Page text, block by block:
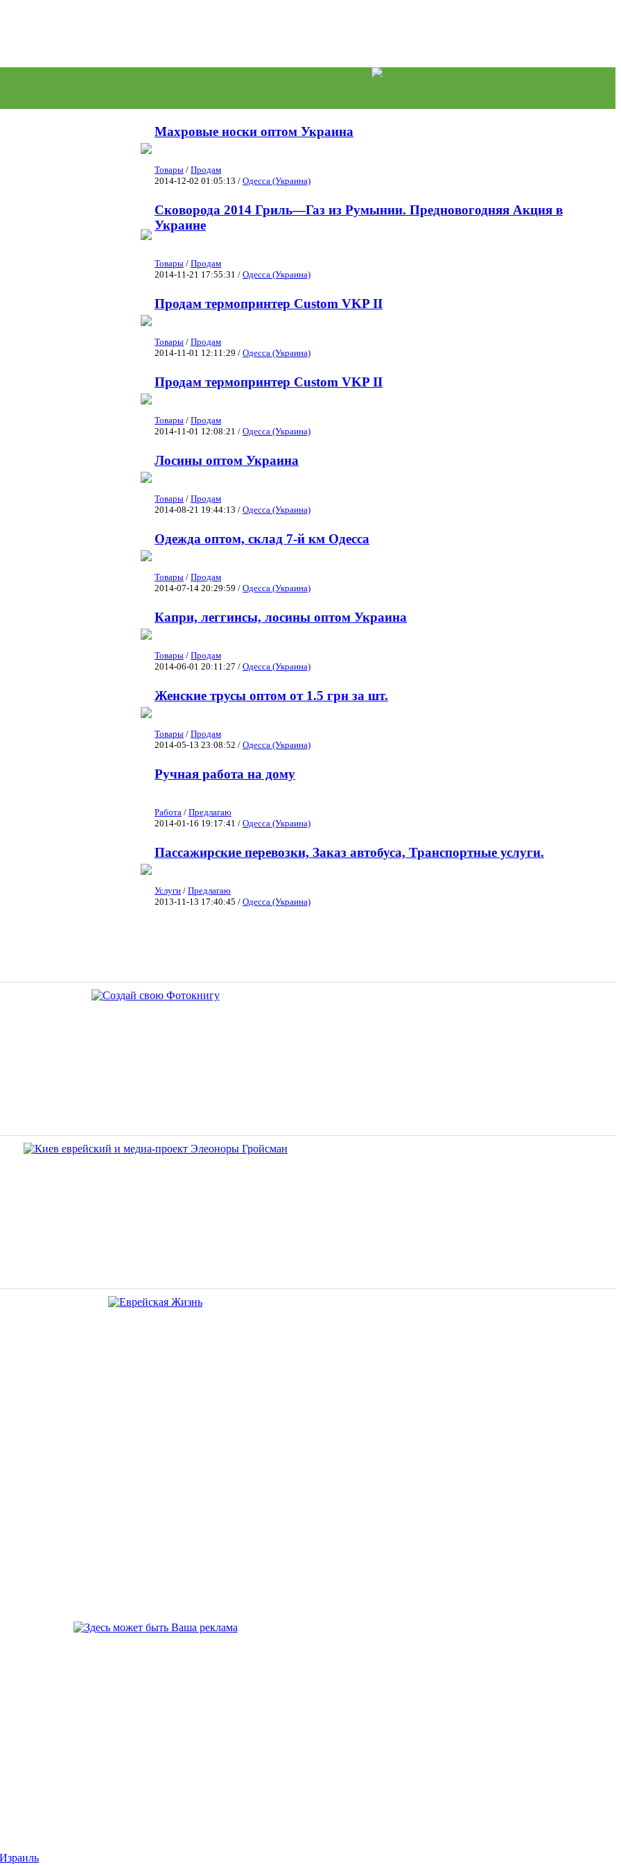
Махровые носки оптом Украина
Товары / Продам
2014-12-02 01:05:13 / Одесса (Украина)
Сковорода 2014 Гриль—Газ из Румынии. Предновогодняя Акция в
Украине
Товары / Продам
2014-11-21 17:55:31 / Одесса (Украина)
Продам термопринтер Custom VKP II
Товары / Продам
2014-11-01 12:11:29 / Одесса (Украина)
Продам термопринтер Custom VKP II
Товары / Продам
2014-11-01 12:08:21 / Одесса (Украина)
Лосины оптом Украина
Товары / Продам
2014-08-21 19:44:13 / Одесса (Украина)
Одежда оптом, склад 7-й км Одесса
Товары / Продам
2014-07-14 20:29:59 / Одесса (Украина)
Капри, леггинсы, лосины оптом Украина
Товары / Продам
2014-06-01 20:11:27 / Одесса (Украина)
Женские трусы оптом от 1.5 грн за шт.
Товары / Продам
2014-05-13 23:08:52 / Одесса (Украина)
Ручная работа на дому
Работа / Предлагаю
2014-01-16 19:17:41 / Одесса (Украина)
Пассажирские перевозки, Заказ автобуса, Транспортные услуги.
Услуги / Предлагаю
2013-11-13 17:40:45 / Одесса (Украина)